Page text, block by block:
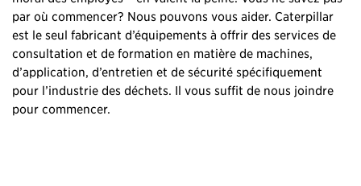
par où commencer? Nous pouvons vous aider. Caterpillar
est le seul fabricant d’équipements à offrir des services de
consultation et de formation en matière de machines,
d’application, d’entretien et de sécurité spécifiquement
pour l’industrie des déchets. Il vous suffit de nous joindre
pour commencer.